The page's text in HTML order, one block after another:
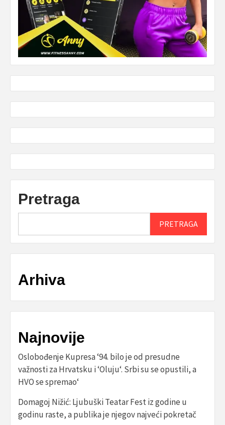
Pretraga
PRETRAGA
Arhiva
Najnovije
Oslobođenje Kupresa ‘94. bilo je od presudne
važnosti za Hrvatsku i ‘Oluju‘. Srbi su se opustili, a
HVO se spremao‘
Domagoj Nižić: Ljubuški Teatar Fest iz godine u
godinu raste, a publika je njegov najveći pokretač